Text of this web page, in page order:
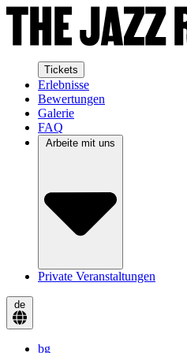
Tickets
Erlebnisse
Bewertungen
Galerie
FAQ
Private Veranstaltungen
de
bg